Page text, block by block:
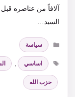
آلافاً من عناصره قبل
السيد…
التصنيفات
سياسة
الوسوم
اساسي ,
حزب الله